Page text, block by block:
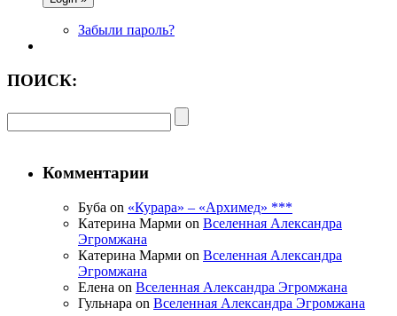
Забыли пароль?
ПОИСК:
Комментарии
Буба on «Курара» – «Архимед» ***
Катерина Марми on Вселенная Александра
Эгромжана
Катерина Марми on Вселенная Александра
Эгромжана
Елена on Вселенная Александра Эгромжана
Гульнара on Вселенная Александра Эгромжана